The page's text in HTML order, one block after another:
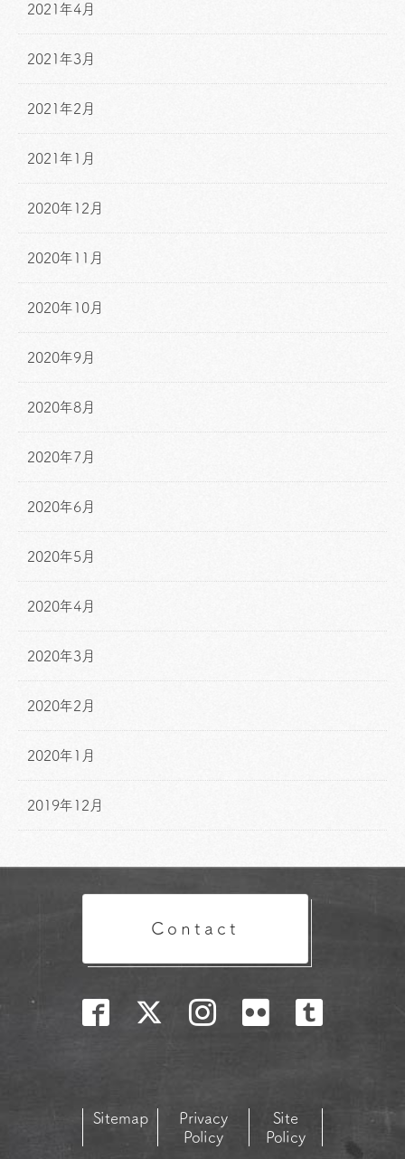
2021年4月
2021年3月
2021年2月
2021年1月
2020年12月
2020年11月
2020年10月
2020年9月
2020年8月
2020年7月
2020年6月
2020年5月
2020年4月
2020年3月
2020年2月
2020年1月
2019年12月
Contact
Sitemap
Privacy
Policy
Site
Policy